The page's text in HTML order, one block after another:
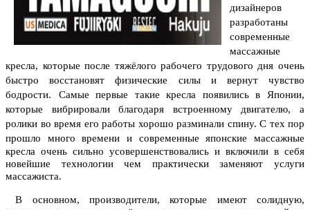
дизайнеров
разработаны
современные
массажные
кресла, которые после тяжёлого рабочего трудового дня очень
быстро восстановят физические силы и вернут чувство
бодрости.
Самые первые такие кресла появились в Японии,
которые вибрировали благодаря встроенному двигателю, а
ролики во время его работы хорошо разминали спину. С тех пор
прошло много времени и современные
японские массажные
кресла очень сильно усовершенствовались и включили в себя
новейшие технологии чем практически заменяют услуги
массажиста.
В основном, производители, которые имеют солидную,